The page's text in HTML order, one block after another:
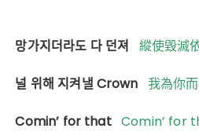
망가지더라도 다 던져 縱使毀滅
널 위해 지켜낼 Crown我為你
Comin’ for thatComin’ for